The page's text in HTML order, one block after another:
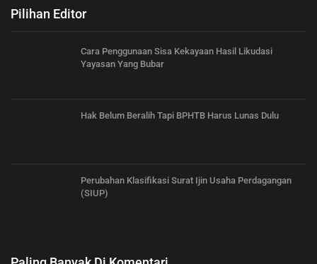
Pilihan Editor
Cara Penggunaan Sisa Kekayaan Hasil Likudasi
Yayasan Yang Bubar
Hak Belum Beralih Tapi BPHTB Harus Lunas Dulu
Perubahan Klasifikasi Surat Ijin Usaha Perdagangan
(SIUP)